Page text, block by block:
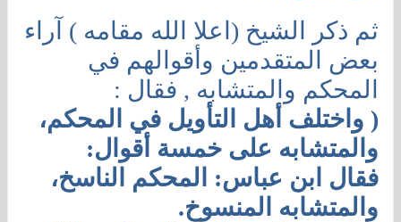
ثم ذكر الشيخ (اعلا الله مقامه ) آراء
بعض المتقدمين وأقوالهم في
المحكم والمتشابه , فقال :
( واختلف أهل التأويل في المحكم،
والمتشابه على خمسة أقوال:
فقال ابن عباس: المحكم الناسخ،
والمتشابه المنسوخ.